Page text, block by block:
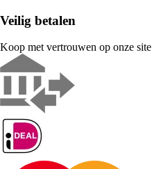
Veilig betalen
Koop met vertrouwen op onze site